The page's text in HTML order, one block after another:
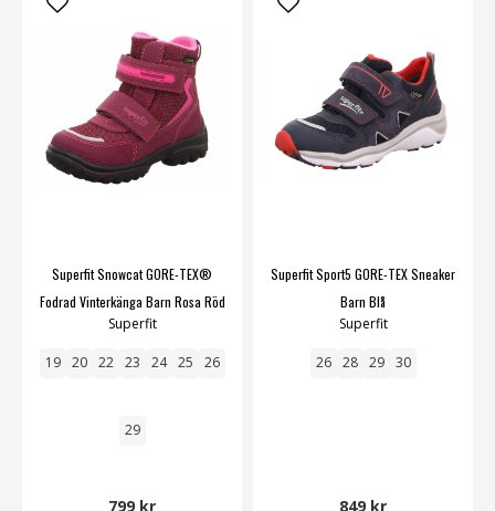
Superfit Snowcat GORE-TEX®
Fodrad Vinterkänga Barn Rosa Röd
Superfit
19 20 22 23 24 25 26
29
799 kr
Superfit Sport5 GORE-TEX Sneaker
Barn Blå
Superfit
26 28 29 30
849 kr